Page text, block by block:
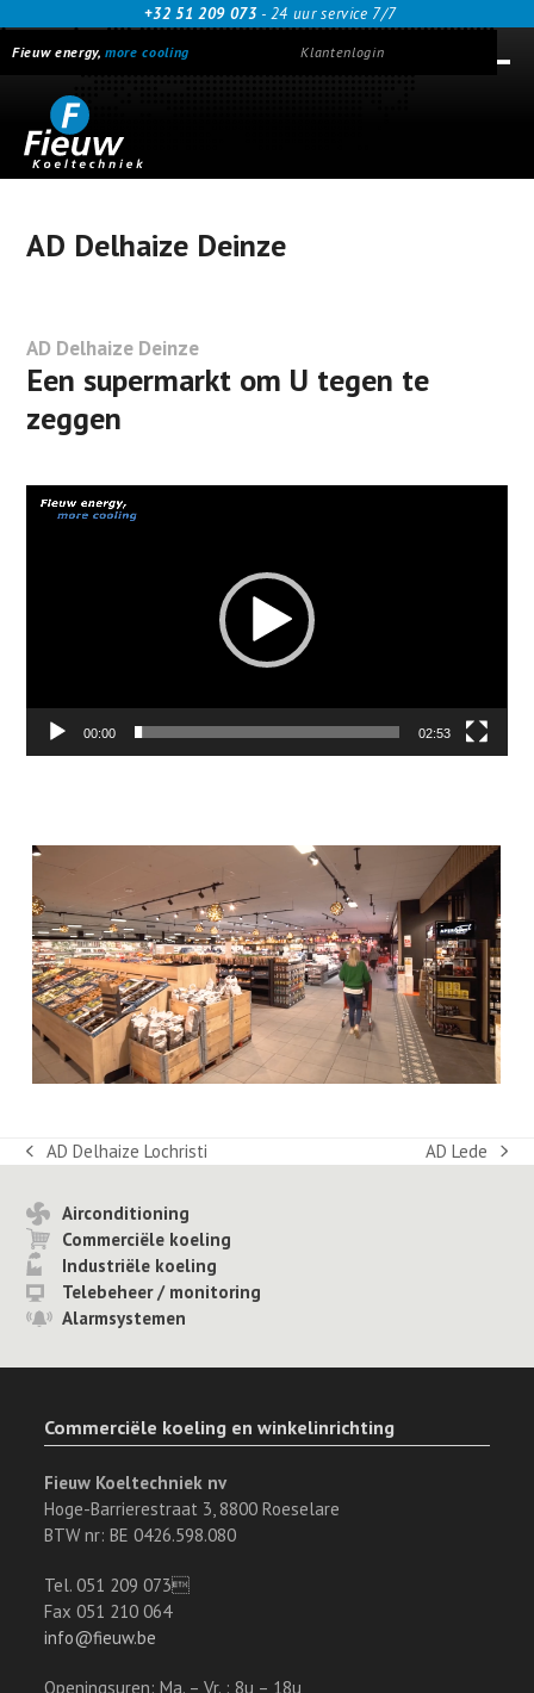
to
content
Fieuw energy,more cooling
+32 51 209 073- 24 uur service 7/7
Klantenlogin
AD Delhaize Deinze
AD Delhaize Deinze
Een supermarkt om U tegen te
zeggen
Videospeler
00:00 02:53
previous
AD Delhaize Lochristi
next
AD Lede
Airconditioning
Commerciële koeling
Industriële koeling
Telebeheer / monitoring
Alarmsystemen
Commerciële koeling en winkelinrichting
Fieuw Koeltechniek nv
Hoge-Barrierestraat 3, 8800 Roeselare
BTW nr: BE 0426.598.080
Tel. 051 209 073
Fax 051 210 064
info@fieuw.be
Openingsuren: Ma. – Vr. : 8u – 18u